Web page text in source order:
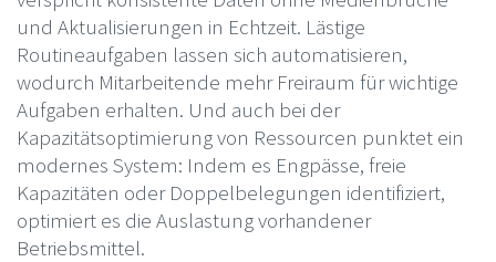
und Aktualisierungen in Echtzeit. Lästige
Routineaufgaben lassen sich automatisieren,
wodurch Mitarbeitende mehr Freiraum für wichtige
Aufgaben erhalten. Und auch bei der
Kapazitätsoptimierung von Ressourcen punktet ein
modernes System: Indem es Engpässe, freie
Kapazitäten oder Doppelbelegungen identifiziert,
optimiert es die Auslastung vorhandener
Betriebsmittel.